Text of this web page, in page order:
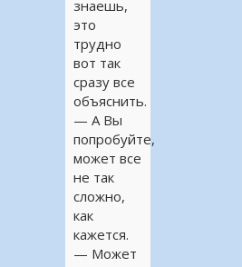
знаешь,
это
трудно
вот так
сразу все
объяснить.
— А Вы
попробуйте,
может все
не так
сложно,
как
кажется.
— Может